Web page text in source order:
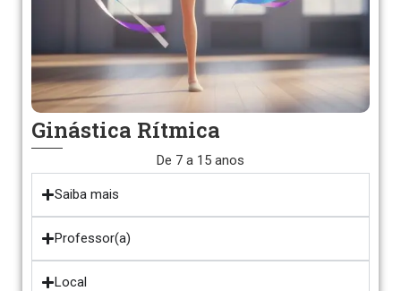
Ginástica Rítmica
De 7 a 15 anos
Saiba mais
Professor(a)
Local